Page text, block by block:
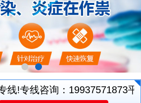
!专线咨询：19937571873平